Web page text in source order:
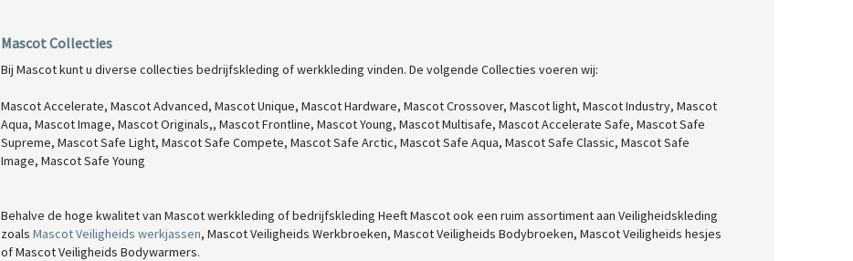
Mascot Collecties
Bij Mascot kunt u diverse collecties bedrijfskleding of werkkleding vinden. De volgende Collecties voeren wij:
Mascot Accelerate, Mascot Advanced, Mascot Unique, Mascot Hardware, Mascot Crossover, Mascot light, Mascot Industry, Mascot
Aqua, Mascot Image, Mascot Originals,, Mascot Frontline, Mascot Young, Mascot Multisafe, Mascot Accelerate Safe, Mascot Safe
Supreme, Mascot Safe Light, Mascot Safe Compete, Mascot Safe Arctic, Mascot Safe Aqua, Mascot Safe Classic, Mascot Safe
Image, Mascot Safe Young
Behalve de hoge kwalitet van Mascot werkkleding of bedrijfskleding Heeft Mascot ook een ruim assortiment aan Veiligheidskleding
zoals Mascot Veiligheids werkjassen, Mascot Veiligheids Werkbroeken, Mascot Veiligheids Bodybroeken, Mascot Veiligheids hesjes
ofMascot Veiligheids Bodywarmers.